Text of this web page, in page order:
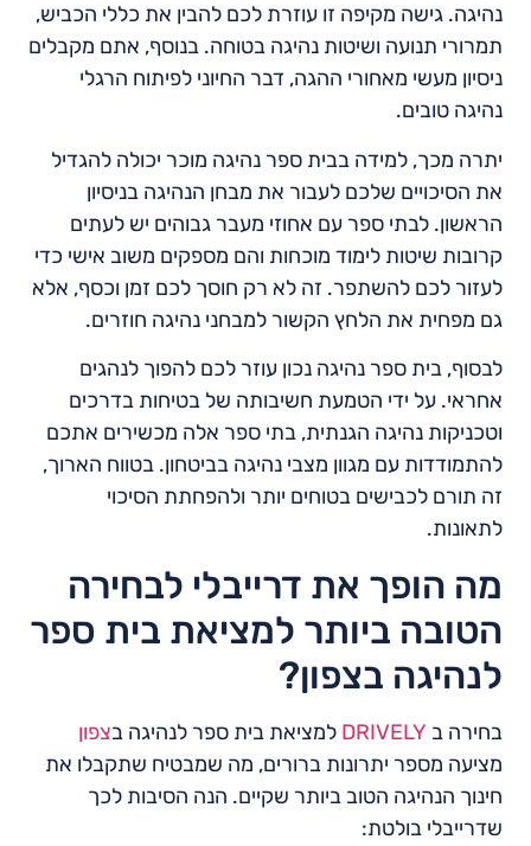
נהיגה. גישה מקיפה זו עוזרת לכם להבין את כללי הכביש,
תמרורי תנועה ושיטות נהיגה בטוחה. בנוסף, אתם מקבלים
ניסיון מעשי מאחורי ההגה, דבר החיוני לפיתוח הרגלי
נהיגה טובים.
יתרה מכך, למידה בבית ספר נהיגה מוכר יכולה להגדיל
את הסיכויים שלכם לעבור את מבחן הנהיגה בניסיון
הראשון. לבתי ספר עם אחוזי מעבר גבוהים יש לעתים
קרובות שיטות לימוד מוכחות והם מספקים משוב אישי כדי
לעזור לכם להשתפר. זה לא רק חוסך לכם זמן וכסף, אלא
גם מפחית את הלחץ הקשור למבחני נהיגה חוזרים.
לבסוף, בית ספר נהיגה נכון עוזר לכם להפוך לנהגים
אחראי. על ידי הטמעת חשיבותה של בטיחות בדרכים
וטכניקות נהיגה הגנתית, בתי ספר אלה מכשירים אתכם
להתמודדות עם מגוון מצבי נהיגה בביטחון. בטווח הארוך,
זה תורם לכבישים בטוחים יותר ולהפחתת הסיכוי
לתאונות.
מה הופך את דרייבלי לבחירה
הטובה ביותר למציאת בית ספר
לנהיגה בצפון?
בחירה ב DRIVELY למציאת בית ספר לנהיגה בצפון
מציעה מספר יתרונות ברורים, מה שמבטיח שתקבלו את
חינוך הנהיגה הטוב ביותר שקיים. הנה הסיבות לכך
שדרייבלי בולטת: